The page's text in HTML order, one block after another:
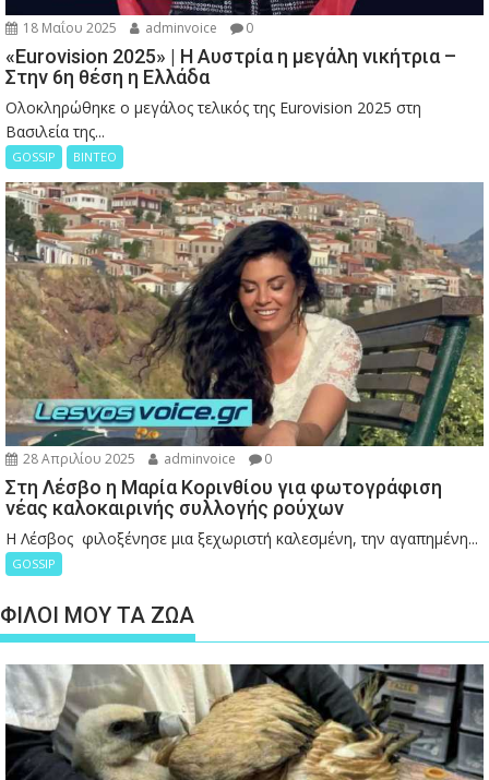
18 Μαΐου 2025 adminvoice 0
«Eurovision 2025» | Η Αυστρία η μεγάλη νικήτρια –
Στην 6η θέση η Ελλάδα
Ολοκληρώθηκε ο μεγάλος τελικός της Eurovision 2025 στη
Βασιλεία της...
GOSSIP ΒΙΝΤΕΟ
28 Απριλίου 2025 adminvoice 0
Στη Λέσβο η Μαρία Κορινθίου για φωτογράφιση
νέας καλοκαιρινής συλλογής ρούχων
Η Λέσβος φιλοξένησε μια ξεχωριστή καλεσμένη, την αγαπημένη...
GOSSIP
ΦΙΛΟΙ ΜΟΥ ΤΑ ΖΩΑ